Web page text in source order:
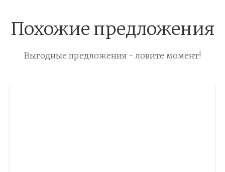
Похожие предложения
Выгодные предложения - ловите момент!